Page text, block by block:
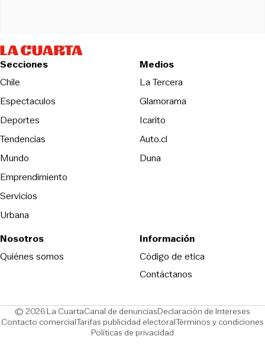
Secciones
Chile
Espectaculos
Deportes
Tendencias
Mundo
Emprendimiento
Servicios
Urbana
Medios
La TerceraOpens in new
Glamorama
Icarito
Auto.cl
DunaOpens in new window
Nosotros
Quiénes somos
Información
Código de eticaOpens in new
Contáctanos
© 2026 La CuartaCanal de denunciasOpens in new window
Declaración de Intereses
Contacto comercialOpens in new window
Tarifas publicidad electoralOpens in new window
Términos y condiciones
Políticas de privacidad